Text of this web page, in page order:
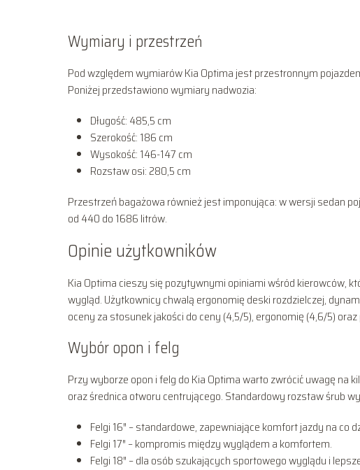
Wymiary i przestrzeń
Pod względem wymiarów Kia Optima jest przestronnym
Poniżej przedstawiono wymiary nadwozia:
Długość: 485,5 cm
Szerokość: 186 cm
Wysokość: 146-147 cm
Rozstaw osi: 280,5 cm
Przestrzeń bagażowa również jest imponująca: w wersji sedan
od 440 do 1686 litrów.
Opinie użytkowników
Kia Optima cieszy się pozytywnymi opiniami wśród kierowców,
wygląd. Użytkownicy chwalą ergonomię deski rozdzielczej,
oceny za stosunek jakości do ceny (4,5/5), ergonomię (4,6/5)
Wybór opon i felg
Przy wyborze opon i felg do Kia Optima warto zwrócić uwagę na
oraz średnica otworu centrującego. Standardowy rozstaw śrub
Felgi 16″ – standardowe, zapewniające komfort jazdy na co
Felgi 17″ – kompromis między wyglądem a komfortem.
Felgi 18″ – dla osób szukających sportowego wyglądu i